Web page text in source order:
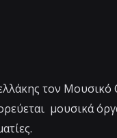
τον
μουσικά